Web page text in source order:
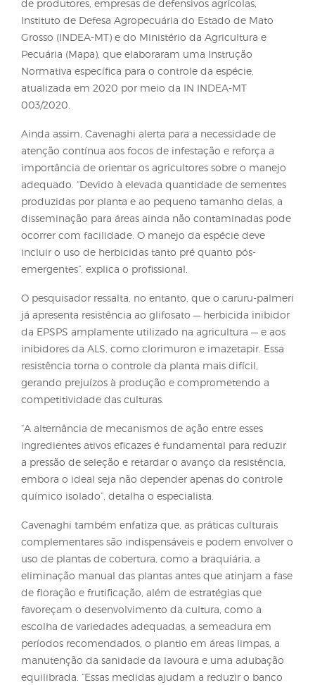
eleva significativamente o risco de novas
O caruru-palmeri afeta uma ampla variedade de
culturas no mundo. No Brasil, já foram registrados
em lavouras de soja, milho e algodão. Estudos
internacionais apontam que a competição por
nutrientes e luz pode causar perdas de
até 91% no milho, 79% na soja e 77% no algodão.
Segundo o professor Cavenaghi, o avanço do
palmieri no país foi relativamente lento graças à
mobilização dos agricultores, pesquisadores,
de produtores, empresas de defensivos agrícolas,
Instituto de Defesa Agropecuária do Estado de
Grosso (INDEA-MT) e do Ministério da Agricultura e
Normativa específica para o controle da espécie,
atualizada em 2020 por meio da IN INDEA-MT
003/2020.
Ainda assim, Cavenaghi alerta para a necessidade
atenção contínua aos focos de infestação e reforça
adequado. “Devido à elevada quantidade de
produzidas por planta e ao pequeno tamanho
disseminação para áreas ainda não contaminadas
ocorrer com facilidade. O manejo da espécie deve
incluir o uso de herbicidas tanto pré quanto pós-
emergentes”, explica o profissional.
O pesquisador ressalta, no entanto, que o caruru-
já apresenta resistência ao glifosato — herbicida
da EPSPS amplamente utilizado na agricultura — e
inibidores da ALS, como clorimuron e imazetapir.
resistência torna o controle da planta mais difícil,
gerando prejuízos à produção e comprometendo